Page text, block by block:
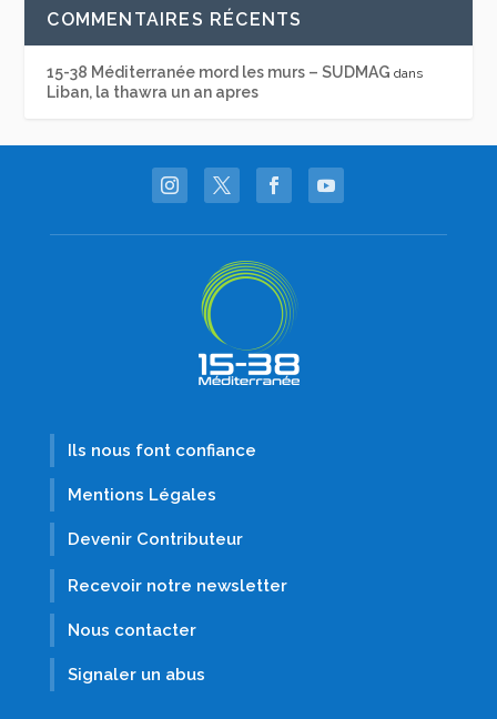
COMMENTAIRES RÉCENTS
15-38 Méditerranée mord les murs – SUDMAG dans
Liban, la thawra un an apres
Ils nous font confiance
Mentions Légales
Devenir Contributeur
Recevoir notre newsletter
Nous contacter
Signaler un abus